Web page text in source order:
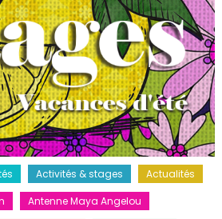
Activités & stages
Actualités
Antenne Maya Angelou